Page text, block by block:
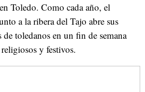
Toledo. Como cada año, el
a la ribera del Tajo abre sus
de toledanos en un fin de semana
y festivos.